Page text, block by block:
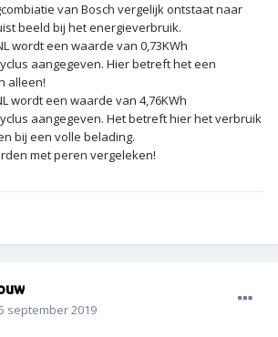
van Bosch vergelijk ontstaat naar
beeld bij het energieverbruik.
wordt een waarde van 0,73KWh
aangegeven. Hier betreft het een
alleen!
wordt een waarde van 4,76KWh
aangegeven. Het betreft hier het verbruik
bij een volle belading.
met peren vergeleken!
september 2019